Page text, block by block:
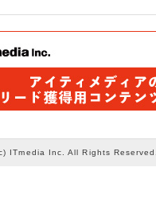
ITmedia Inc. All Rights Reserved.